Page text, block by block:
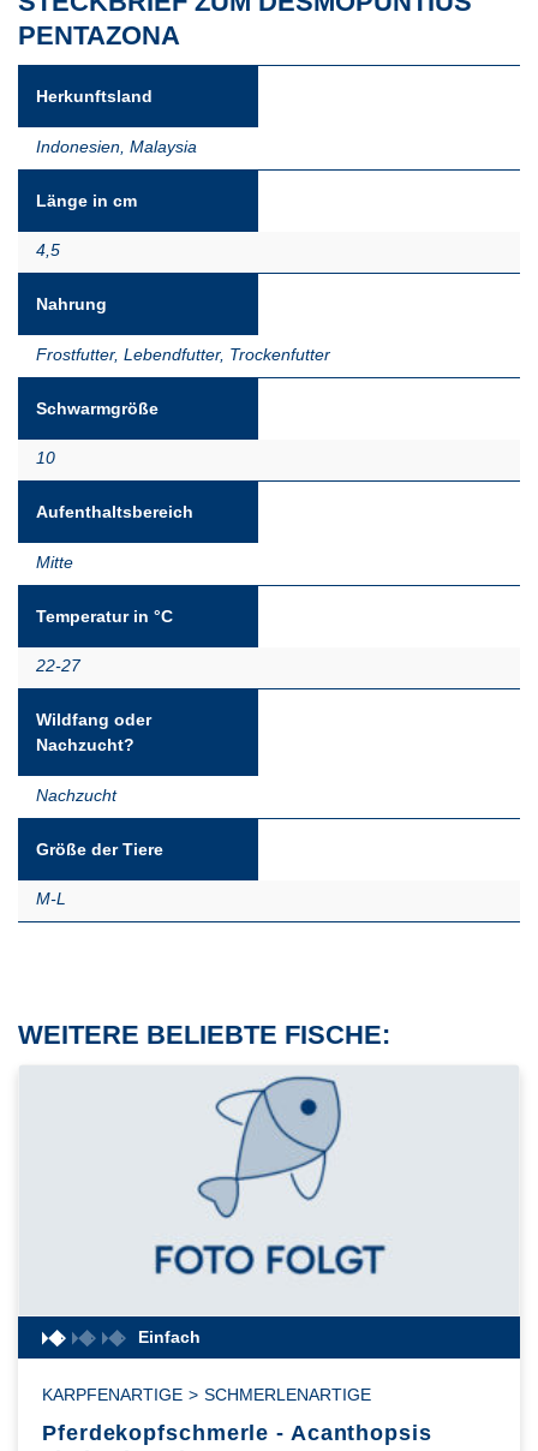
PENTAZONA
Herkunftsland
Indonesien Malaysia
Länge in cm
4,5
Nahrung
Frostfutter, Lebendfutter, Trockenfutter
Schwarmgröße
10
Aufenthaltsbereich
Mitte
Temperatur in °C
22-27
Wildfang oder
Nachzucht?
Nachzucht
Größe der Tiere
M-L
WEITERE BELIEBTE FISCHE:
Einfach
KARPFENARTIGE > SCHMERLENARTIGE
Pferdekopfschmerle - Acanthopsis